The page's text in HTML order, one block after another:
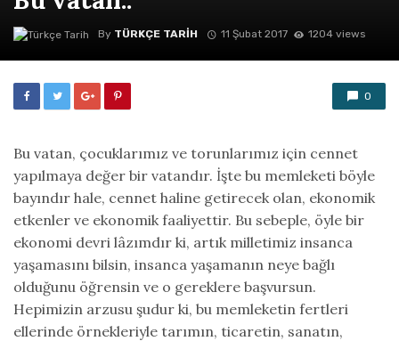
By TÜRKÇE TARIH 11 Şubat 2017 1204 views
0
Bu vatan, çocuklarımız ve torunlarımız için cennet
yapılmaya değer bir vatandır. İşte bu memleketi böyle
bayındır hale, cennet haline getirecek olan, ekonomik
etkenler ve ekonomik faaliyettir. Bu sebeple, öyle bir
ekonomi devri lâzımdır ki, artık milletimiz insanca
yaşamasını bilsin, insanca yaşamanın neye bağlı
olduğunu öğrensin ve o gereklere başvursun.
Hepimizin arzusu şudur ki, bu memleketin fertleri
ellerinde örnekleriyle tarımın, ticaretin, sanatın,